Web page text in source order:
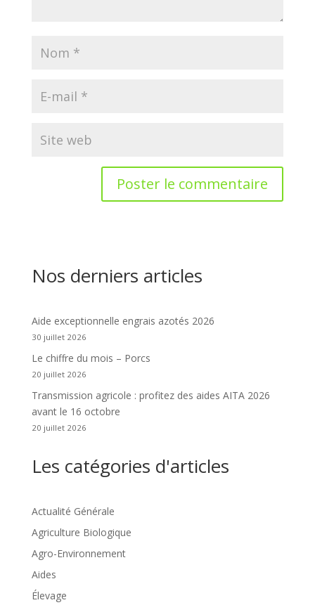
Nos derniers articles
Aide exceptionnelle engrais azotés 2026
30 juillet 2026
Le chiffre du mois – Porcs
20 juillet 2026
Transmission agricole : profitez des aides AITA 2026
avant le 16 octobre
20 juillet 2026
Les catégories d'articles
Actualité Générale
Agriculture Biologique
Agro-Environnement
Aides
Élevage